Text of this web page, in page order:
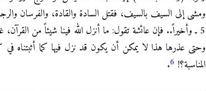
ومشى إلى السيف بالسيف، فقتل السادة والقادة، والفرسان
5 ـ وأخيراً.. فإن عائشة تقول: ما أنزل الله فينا شيئاً من القرآن، غير أن الله أنزل عذري
وحتى عذرها هذا لا يمكن أن يكون قد نزل فيها كما أثبتناه
المناسبة؟! 6
.